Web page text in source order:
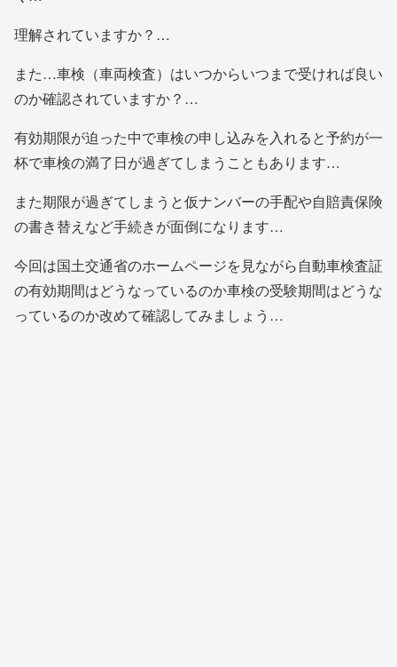
理解されていますか？…
また…車検（車両検査）はいつからいつまで受ければ良い
のか確認されていますか？…
有効期限が迫った中で車検の申し込みを入れると予約が一
杯で車検の満了日が過ぎてしまうこともあります…
また期限が過ぎてしまうと仮ナンバーの手配や自賠責保険
の書き替えなど手続きが面倒になります…
今回は国土交通省のホームページを見ながら自動車検査証
の有効期間はどうなっているのか車検の受験期間はどうな
っているのか改めて確認してみましょう…